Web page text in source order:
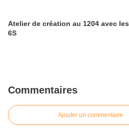
Atelier de création au 1204 avec les
6S
Commentaires
Ajouter un commentaire